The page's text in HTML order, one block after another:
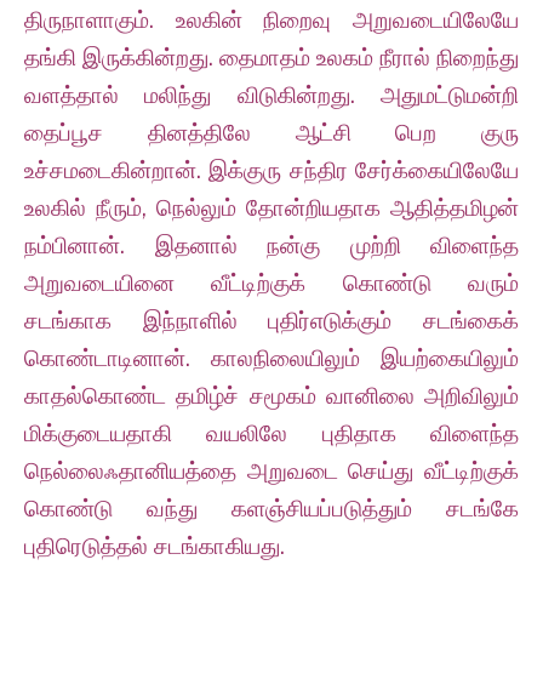
திருநாளாகும். உலகின் நிறைவு அறுவடையிலேயே
தங்கி இருக்கின்றது. தைமாதம் உலகம் நீரால் நிறைந்து
வளத்தால் மலிந்து விடுகின்றது. அதுமட்டுமன்றி
தைப்பூச தினத்திலே ஆட்சி பெற குரு
உச்சமடைகின்றான். இக்குரு சந்திர சேர்க்கையிலேயே
உலகில் நீரும், நெல்லும் தோன்றியதாக ஆதித்தமிழன்
நம்பினான். இதனால் நன்கு முற்றி விளைந்த
அறுவடையினை வீட்டிற்குக் கொண்டு வரும்
சடங்காக இந்நாளில் புதிர்எடுக்கும் சடங்கைக்
கொண்டாடினான். காலநிலையிலும் இயற்கையிலும்
காதல்கொண்ட தமிழ்ச் சமூகம் வானிலை அறிவிலும்
மிக்குடையதாகி வயலிலே புதிதாக விளைந்த
நெல்லைஃதானியத்தை அறுவடை செய்து வீட்டிற்குக்
கொண்டு வந்து களஞ்சியப்படுத்தும் சடங்கே
புதிரெடுத்தல் சடங்காகியது.